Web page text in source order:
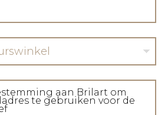
aan Brilart om
te gebruiken voor de